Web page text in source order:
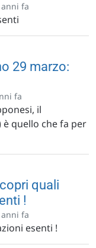
anni fa
29 marzo:
fa
il
è quello che fa per
quali
!
fa
esenti !